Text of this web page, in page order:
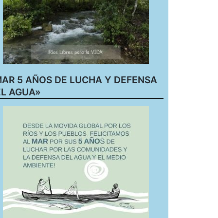
5 AÑOS DE LUCHA Y DEFENSA
AGUA»